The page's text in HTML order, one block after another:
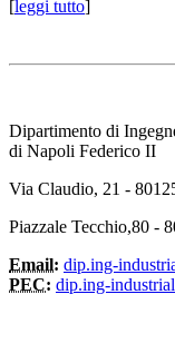
[leggi tutto]
Dipartimento di
di Napoli Federico II
Via Claudio, 21 -
Piazzale Tecchio,80 -
Email: dip.ing-
PEC: dip.ing-